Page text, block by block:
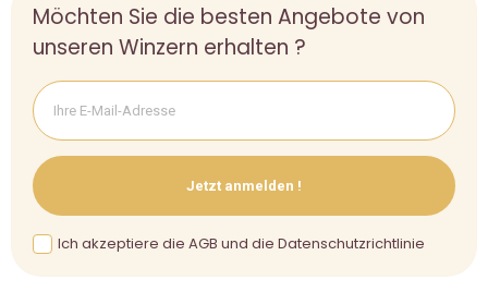
Möchten Sie die besten Angebote von
unseren Winzern erhalten ?
Jetzt anmelden !
Ich akzeptiere die AGB und die Datenschutzrichtlinie